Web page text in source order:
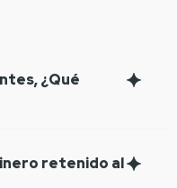
¿Qué
retenido al